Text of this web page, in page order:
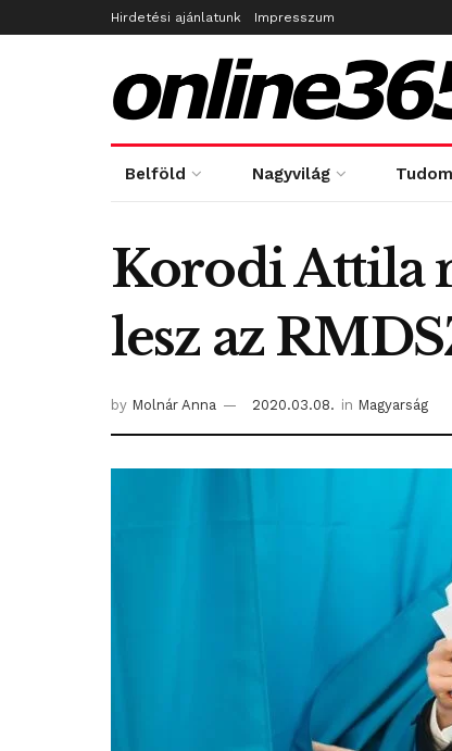
Hirdetési ajánlatunk Impresszum
Belföld Nagyvilág
Korodi Attila
lesz az
by Molnár Anna 2020.03.08. in Magyarság